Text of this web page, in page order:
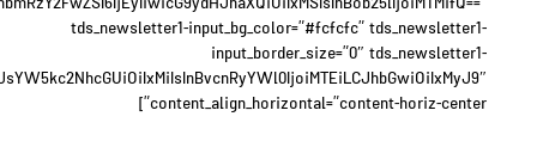
tds_newsletter1-input_bg_color=”#fcfcfc” tds_newsletter1-
input_border_size=”0″ tds_newsletter1-
content_align_horizontal=”content-horiz-center”]